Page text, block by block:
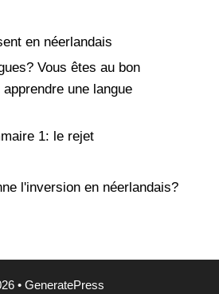
en néerlandais
Vous êtes au bon
une langue
1: le rejet
l'inversion en néerlandais?
• GeneratePress